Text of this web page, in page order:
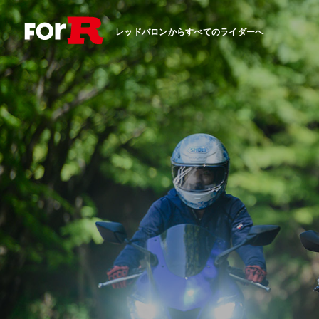
レッドバロンからすべてのライダーへ